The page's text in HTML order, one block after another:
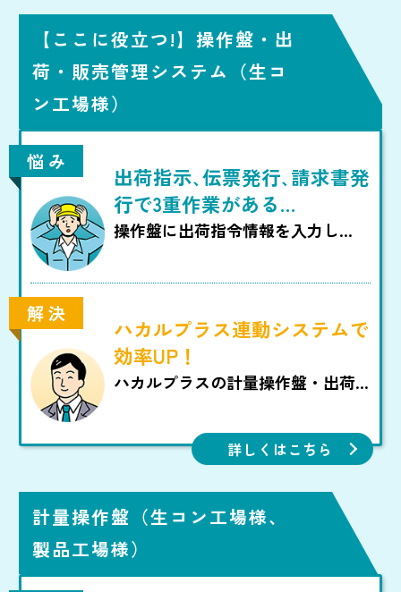
【ここに役立つ!】操作盤・出
荷・販売管理システム（生コ
ン工場様）
悩 み
出荷指示､伝票発行､請求書発
行で3重作業がある…
操作盤に出荷指令情報を入力し
解 決
ハカルプラス連動システムで
効率UP！
ハカルプラスの計量操作盤・出荷
出荷指令情報を1回登録するだけで
操作盤にデータが送信され、出荷
請求処理も一括でできて便利で
す！
詳しくはこちら
計量操作盤（生コン工場様、
製品工場様）